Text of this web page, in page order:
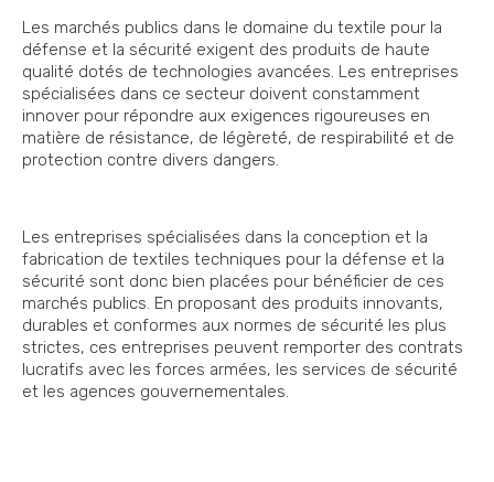
Les marchés publics dans le domaine du textile pour la
défense et la sécurité exigent des produits de haute
qualité dotés de technologies avancées. Les entreprises
spécialisées dans ce secteur doivent constamment
innover pour répondre aux exigences rigoureuses en
matière de résistance, de légèreté, de respirabilité et de
protection contre divers dangers.
Les entreprises spécialisées dans la conception et la
fabrication de textiles techniques pour la défense et la
sécurité sont donc bien placées pour bénéficier de ces
marchés publics. En proposant des produits innovants,
durables et conformes aux normes de sécurité les plus
strictes, ces entreprises peuvent remporter des contrats
lucratifs avec les forces armées, les services de sécurité
et les agences gouvernementales.